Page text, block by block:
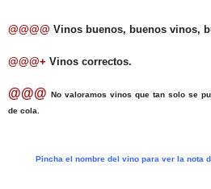
@@@@ Vinos buenos, buenos vinos,
@@@+ Vinos correctos.
@@@ No valoramos vinos que tan solo se
de cola.
Pincha el nombre del vino para ver la nota